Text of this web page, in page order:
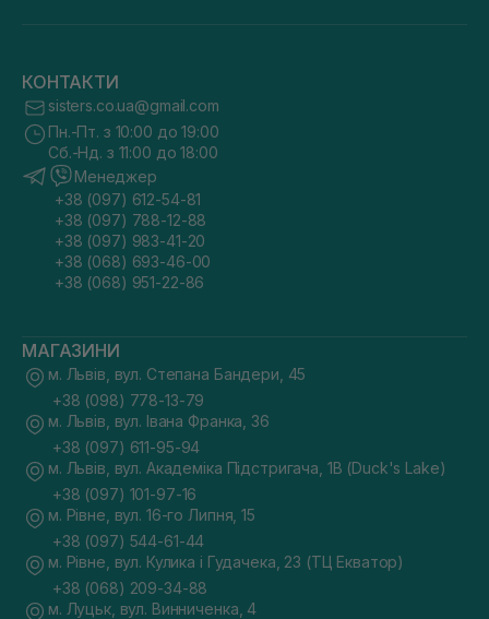
КОНТАКТИ
sisters.co.ua@gmail.com
Пн.-Пт. з 10:00 до 19:00
Сб.-Нд. з 11:00 до 18:00
Менеджер
+38 (097) 612-54-81
+38 (097) 788-12-88
+38 (097) 983-41-20
+38 (068) 693-46-00
+38 (068) 951-22-86
МАГАЗИНИ
м. Львів, вул. Степана Бандери, 45
+38 (098) 778-13-79
м. Львів, вул. Івана Франка, 36
+38 (097) 611-95-94
м. Львів, вул. Академіка Підстригача, 1В (Duck's Lake)
+38 (097) 101-97-16
м. Рівне, вул. 16-го Липня, 15
+38 (097) 544-61-44
м. Рівне, вул. Кулика і Гудачека, 23 (ТЦ Екватор)
+38 (068) 209-34-88
м. Луцьк, вул. Винниченка, 4